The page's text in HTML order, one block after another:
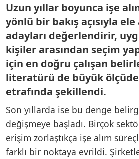
Uzun yıllar boyunca işe
yönlü bir bakış açısıyla
adayları değerlendirir,
kişiler arasından seçim
için en doğru çalışan
literatürü de büyük ölçüde
etrafında şekillendi.
Son yıllarda ise bu denge
değişmeye başladı. Birçok
erişim zorlaştıkça işe alım
farklı bir noktaya evrildi.